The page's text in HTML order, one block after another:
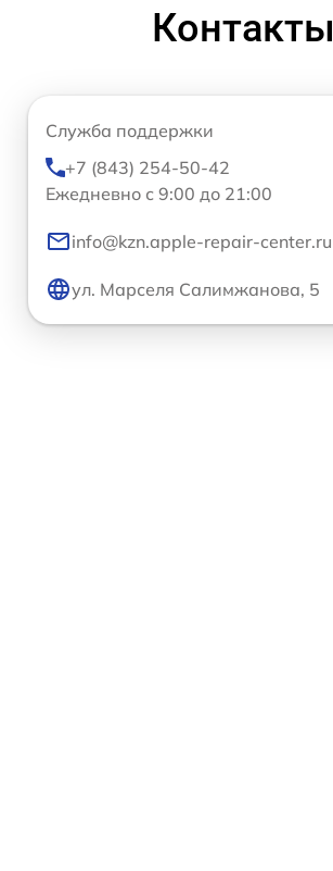
Контакты
Служба поддержки
+7 (843) 254-50-42
Ежедневно с 9:00 до 21:00
info@kzn.apple-repair-center.ru
ул. Марселя Салимжанова, 5